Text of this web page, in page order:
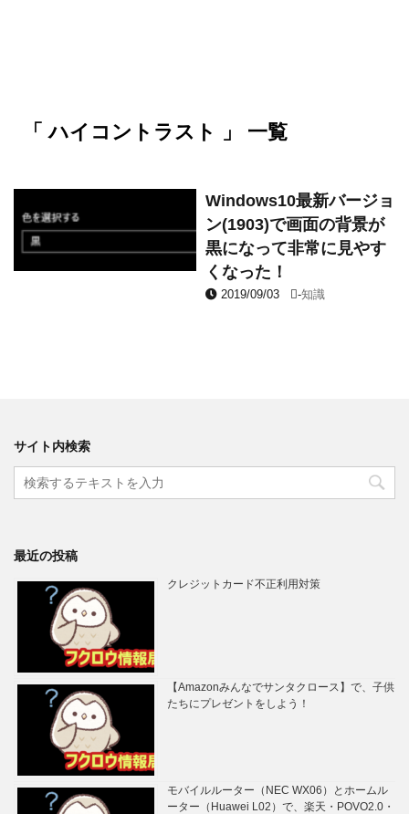
「 ハイコントラスト 」 一覧
Windows10最新バージョ
ン(1903)で画面の背景が
黒になって非常に見やす
くなった！
2019/09/03 -知識
サイト内検索
最近の投稿
クレジットカード不正利用対策
【Amazonみんなでサンタクロース】で、子供
たちにプレゼントをしよう！
モバイルルーター（NEC WX06）とホームル
ーター（Huawei L02）で、楽天・POVO2.0・